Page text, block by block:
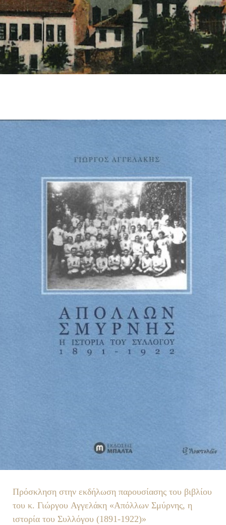
Τα Νέα μας
Εκδηλώσεις
Πρόσκληση στην εκδήλωση παρουσίασης του βιβλίου
του κ. Γιώργου Αγγελάκη «Απόλλων Σμύρνης, η
ιστορία του Συλλόγου (1891-1922)»